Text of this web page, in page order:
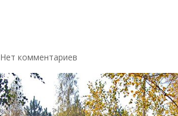
Нет комментариев